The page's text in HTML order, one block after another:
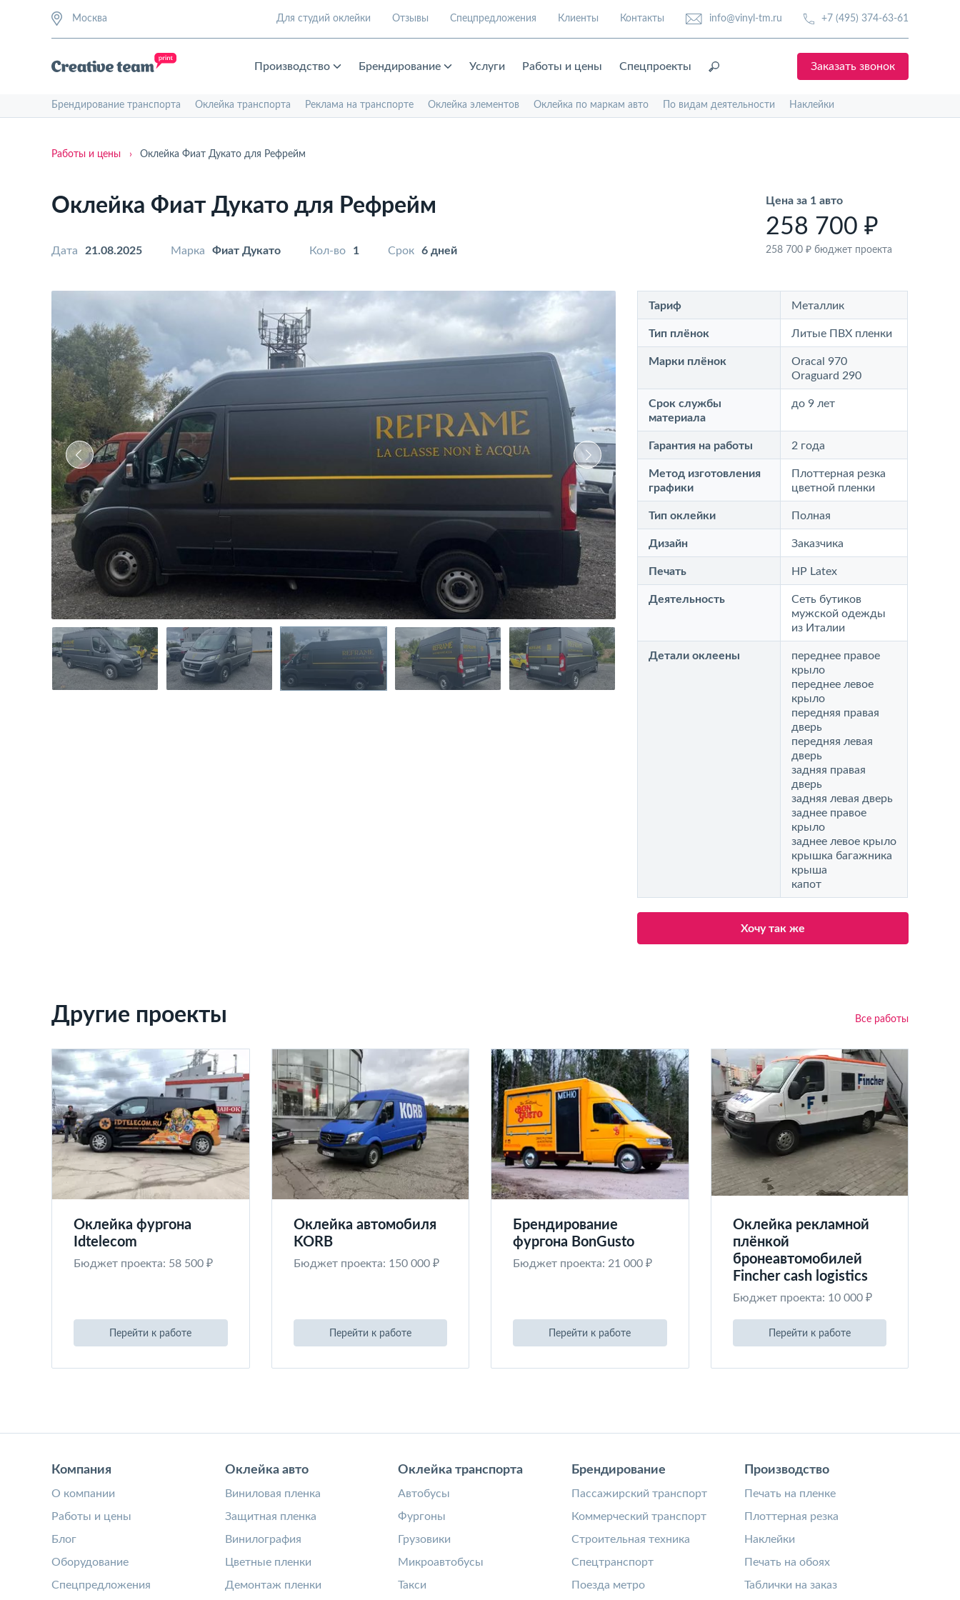
Москва Для студий оклейки Отзывы Спецпредложения Клиенты Контакты info@vinyl-tm.ru +7 (495) 374-63-61
Производство Брендирование Услуги Работы и цены Спецпроекты Заказать звонок
Брендирование транспорта Оклейка транспорта Реклама на транспорте Оклейка элементов Оклейка по маркам авто По видам деятельности Наклейки
Работы и цены › Оклейка Фиат Дукато для Рефрейм
Оклейка Фиат Дукато для Рефрейм
Дата 21.08.2025 Марка Фиат Дукато Кол-во 1 Срок 6 дней
Цена за 1 авто
258 700 ₽
258 700 ₽ бюджет проекта
Тариф Металлик
Тип плёнок Литые ПВХ пленки
Марки плёнок
Oracal 970
Oraguard 290
Срок службы
материала
до 9 лет
Гарантия на работы 2 года
Метод изготовления
графики
Плоттерная резка
цветной пленки
Тип оклейки Полная
Дизайн Заказчика
Печать HP Latex
Деятельность
Сеть бутиков
мужской одежды
из Италии
Детали оклеены
переднее правое
крыло
переднее левое
крыло
передняя правая
дверь
передняя левая
дверь
задняя правая
дверь
задняя левая дверь
заднее правое
крыло
заднее левое крыло
крышка багажника
крыша
капот
Хочу так же
Другие проекты Все работы
Оклейка фургона
Idtelecom
Бюджет проекта: 58 500 ₽
Перейти к работе
Оклейка автомобиля
KORB
Бюджет проекта: 150 000 ₽
Перейти к работе
Брендирование
фургона BonGusto
Бюджет проекта: 21 000 ₽
Перейти к работе
Оклейка рекламной
плёнкой
бронеавтомобилей
Fincher cash logistics
Бюджет проекта: 10 000 ₽
Перейти к работе
Компания
О компании
Работы и цены
Блог
Оборудование
Спецпредложения
Оклейка авто
Виниловая пленка
Защитная пленка
Винилография
Цветные пленки
Демонтаж пленки
Оклейка транспорта
Автобусы
Фургоны
Грузовики
Микроавтобусы
Такси
Брендирование
Пассажирский транспорт
Коммерческий транспорт
Строительная техника
Спецтранспорт
Поезда метро
Производство
Печать на пленке
Плоттерная резка
Наклейки
Печать на обоях
Таблички на заказ